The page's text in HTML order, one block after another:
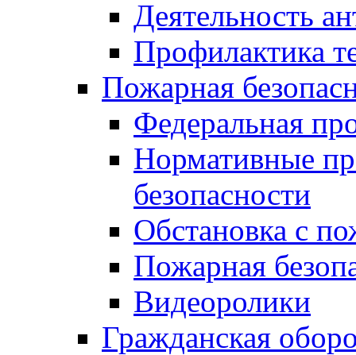
Деятельность
Профилактика
Пожарная
Федеральная
Нормативные
безопасности
Обстановка с
Пожарная
Видеоролики
Гражданская